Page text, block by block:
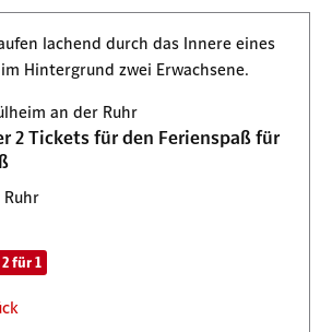
an der Ruhr
2 Tickets für den Ferienspaß für
für 1